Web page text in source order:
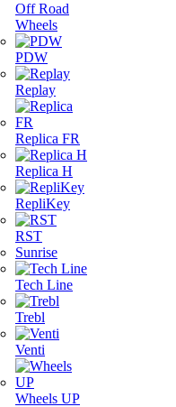
Off Road
Wheels
PDW
Replay
Replica FR
Replica H
RepliKey
RST
Sunrise
Tech Line
Trebl
Venti
Wheels UP